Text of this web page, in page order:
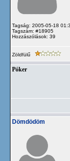
Tagság: 2005-05-18
Tagszám: #18905
Hozzászólások: 39
Zöldfülű
Póker
Dömdödöm